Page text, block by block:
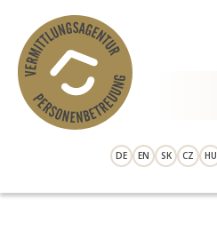
Skip to main content
DE EN SK CZ HU